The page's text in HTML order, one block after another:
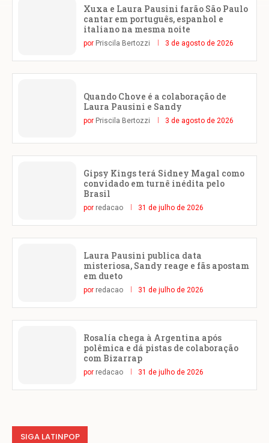
Xuxa e Laura Pausini farão São Paulo
cantar em português, espanhol e
italiano na mesma noite
por Priscila Bertozzi 3 de agosto de 2026
Quando Chove é a colaboração de
Laura Pausini e Sandy
por Priscila Bertozzi 3 de agosto de 2026
Gipsy Kings terá Sidney Magal como
convidado em turnê inédita pelo
Brasil
por redacao 31 de julho de 2026
Laura Pausini publica data
misteriosa, Sandy reage e fãs apostam
em dueto
por redacao 31 de julho de 2026
Rosalía chega à Argentina após
polêmica e dá pistas de colaboração
com Bizarrap
por redacao 31 de julho de 2026
SIGA LATINPOP